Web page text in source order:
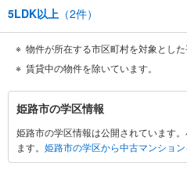
5LDK以上 （2件）
物件が所在する市区町村を対象とした
賃貸中の物件を除いています。
姫
路
市
に
姫路市の学区情報
姫路市の学区情報は公開されています
ます。 姫路市の学区から中古マンショ